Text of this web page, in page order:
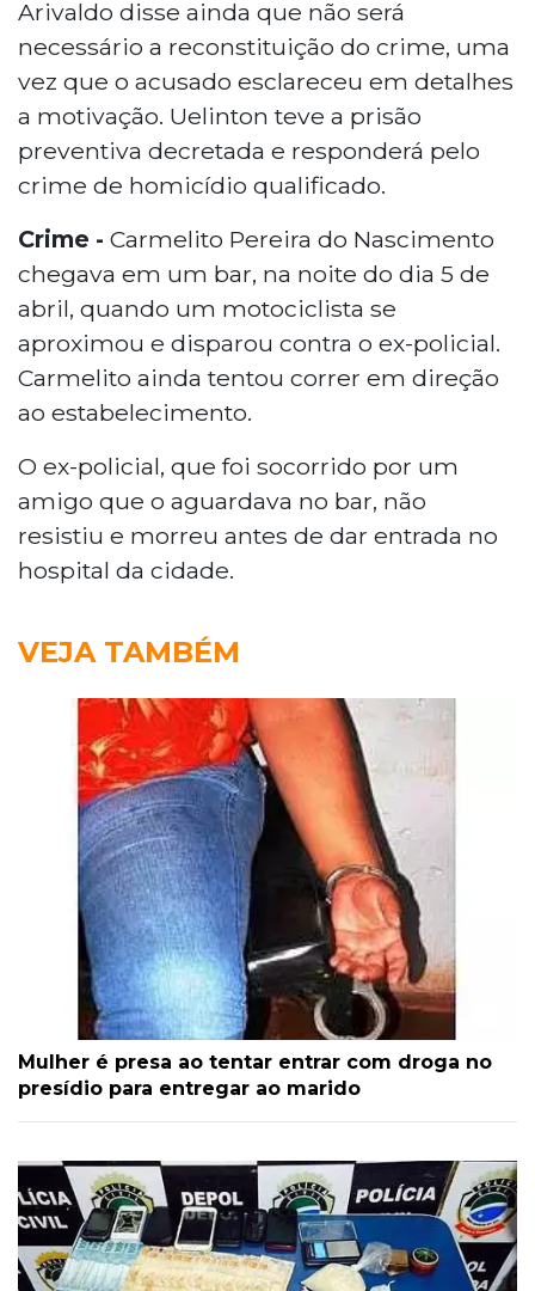
Arivaldo disse ainda que não será
necessário a reconstituição do crime, uma
vez que o acusado esclareceu em detalhes
a motivação. Uelinton teve a prisão
preventiva decretada e responderá pelo
crime de homicídio qualificado.
Crime - Carmelito Pereira do Nascimento
chegava em um bar, na noite do dia 5 de
abril, quando um motociclista se
aproximou e disparou contra o ex-policial.
Carmelito ainda tentou correr em direção
ao estabelecimento.
O ex-policial, que foi socorrido por um
amigo que o aguardava no bar, não
resistiu e morreu antes de dar entrada no
hospital da cidade.
VEJA TAMBÉM
Mulher é presa ao tentar entrar com droga no
presídio para entregar ao marido